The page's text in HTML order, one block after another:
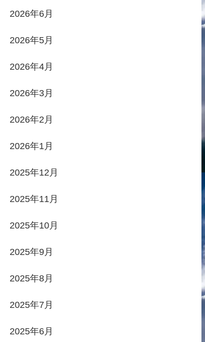
2026年6月
2026年5月
2026年4月
2026年3月
2026年2月
2026年1月
2025年12月
2025年11月
2025年10月
2025年9月
2025年8月
2025年7月
2025年6月